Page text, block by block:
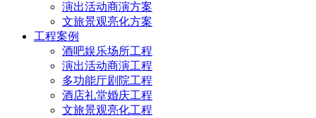
演出活动商演方案
文旅景观亮化方案
工程案例
酒吧娱乐场所工程
演出活动商演工程
多功能厅剧院工程
酒店礼堂婚庆工程
文旅景观亮化工程